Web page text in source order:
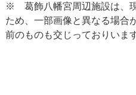
※ 葛飾八幡宮周辺施設は、
ため、一部画像と異なる場合
前のものも交じっておりいます